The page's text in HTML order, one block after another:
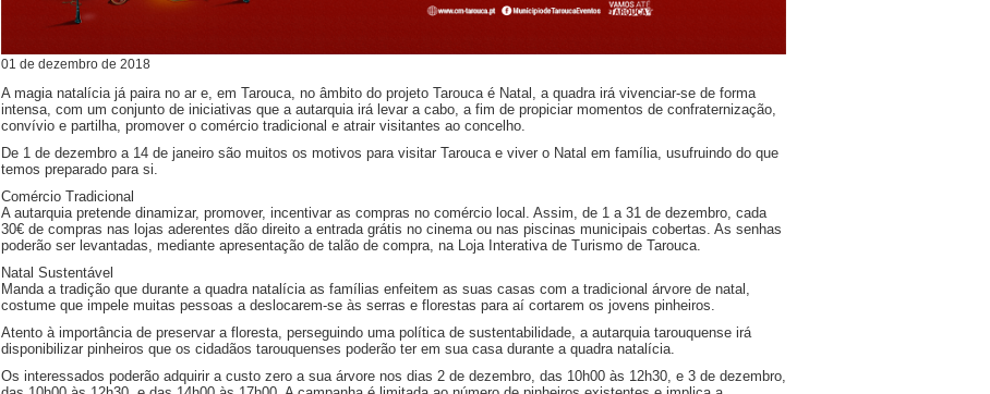
01 de dezembro de 2018
A magia natalícia já paira no ar e, em Tarouca, no âmbito do projeto Tarouca é Natal, a quadra irá vivenciar-se de forma
intensa, com um conjunto de iniciativas que a autarquia irá levar a cabo, a fim de propiciar momentos de confraternização,
convívio e partilha, promover o comércio tradicional e atrair visitantes ao concelho.
De 1 de dezembro a 14 de janeiro são muitos os motivos para visitar Tarouca e viver o Natal em família, usufruindo do que
temos preparado para si.
Comércio Tradicional
A autarquia pretende dinamizar, promover, incentivar as compras no comércio local. Assim, de 1 a 31 de dezembro, cada
30€ de compras nas lojas aderentes dão direito a entrada grátis no cinema ou nas piscinas municipais cobertas. As senhas
poderão ser levantadas, mediante apresentação de talão de compra, na Loja Interativa de Turismo de Tarouca.
Natal Sustentável
Manda a tradição que durante a quadra natalícia as famílias enfeitem as suas casas com a tradicional árvore de natal,
costume que impele muitas pessoas a deslocarem-se às serras e florestas para aí cortarem os jovens pinheiros.
Atento à importância de preservar a floresta, perseguindo uma política de sustentabilidade, a autarquia tarouquense irá
disponibilizar pinheiros que os cidadãos tarouquenses poderão ter em sua casa durante a quadra natalícia.
Os interessados poderão adquirir a custo zero a sua árvore nos dias 2 de dezembro, das 10h00 às 12h30, e 3 de dezembro,